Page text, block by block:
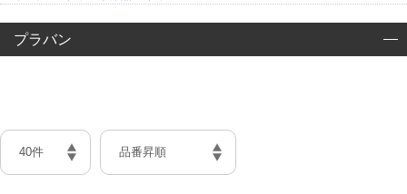
プラバン